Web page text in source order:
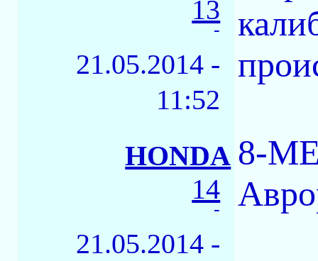
13
-
21.05.2014 -
11:52
HONDA
14
-
21.05.2014 -
8-